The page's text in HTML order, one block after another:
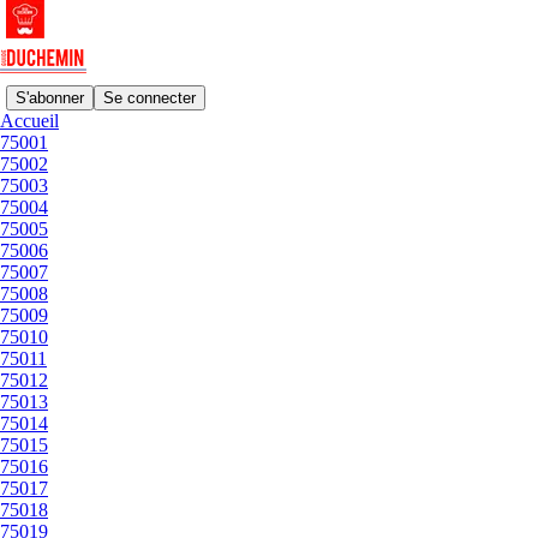
S'abonner Se connecter
Accueil
75001
75002
75003
75004
75005
75006
75007
75008
75009
75010
75011
75012
75013
75014
75015
75016
75017
75018
75019
A propos
© 2026 GUIDE DUCHEMIN
de collecte
Obtenir l’appli